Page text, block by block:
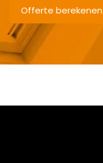
Offerte berekenen